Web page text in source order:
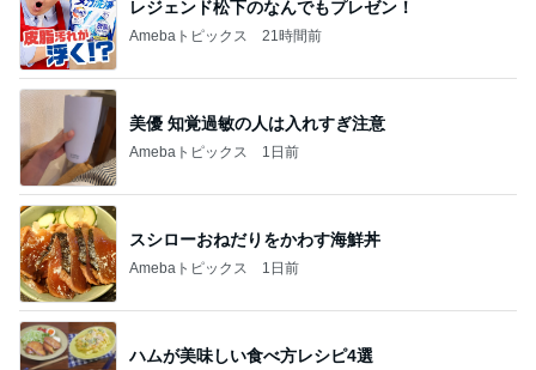
レジェンド松下のなんでもプレゼン！
Amebaトピックス 21時間前
美優 知覚過敏の人は入れすぎ注意
Amebaトピックス 1日前
スシローおねだりをかわす海鮮丼
Amebaトピックス 1日前
ハムが美味しい食べ方レシピ4選